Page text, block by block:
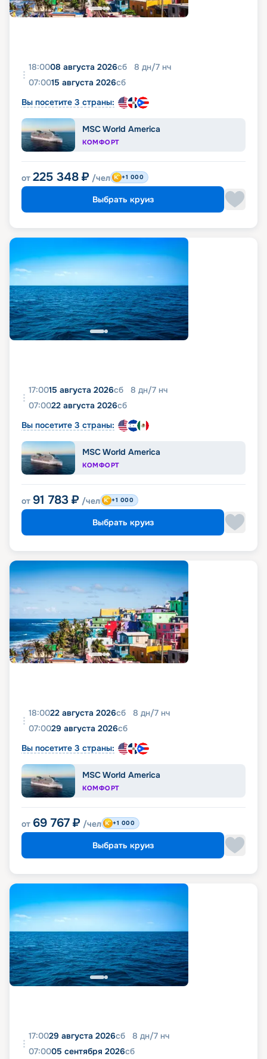
18:0008 августа 2026сб 8 дн/7 нч
07:0015 августа 2026сб
Вы посетите 3 страны:
MSC World America
КОМФОРТ
от 225 348 ₽ /чел +1 000
Выбрать круиз
17:0015 августа 2026сб 8 дн/7 нч
07:0022 августа 2026сб
Вы посетите 3 страны:
MSC World America
КОМФОРТ
от 91 783 ₽ /чел +1 000
Выбрать круиз
18:0022 августа 2026сб 8 дн/7 нч
07:0029 августа 2026сб
Вы посетите 3 страны:
MSC World America
КОМФОРТ
от 69 767 ₽ /чел +1 000
Выбрать круиз
17:0029 августа 2026сб 8 дн/7 нч
07:0005 сентября 2026сб